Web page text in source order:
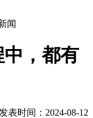
闻
，都有
表时间：2024-08-12